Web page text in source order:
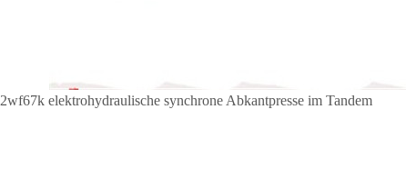
2wf67k elektrohydraulische synchrone Abkantpresse im Tandem